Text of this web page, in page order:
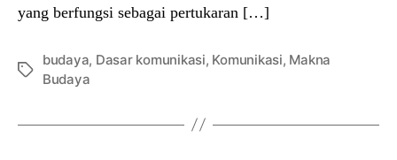
yang berfungsi sebagai pertukaran […]
Tags
budaya, Dasar komunikasi, Komunikasi, Makna
Budaya